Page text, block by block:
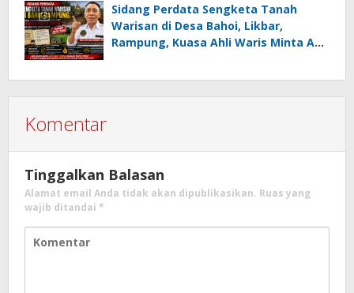
05 MC JOE Sapu Bersih Tiga Gelar
Juara Umum
Sidang Perdata Sengketa Tanah
Warisan di Desa Bahoi, Likbar,
Rampung, Kuasa Ahli Waris Minta APH
Komentar
Tinggalkan Balasan
Alamat email Anda tidak akan dipublikasikan. Ruas yang
wajib ditandai *